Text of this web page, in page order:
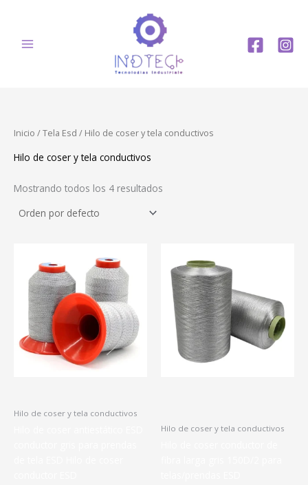
contenido
Inicio /Tela Esd / Hilo de coser y tela conductivos
Hilo de coser y tela conductivos
Mostrando todos los 4 resultados
Hilo de coser y tela conductivos
Hilo de coser y tela conductivos